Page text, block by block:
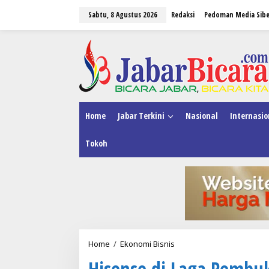
Sabtu, 8 Agustus 2026 Redaksi Pedoman Media
Home Jabar Terkini Nasional
Tokoh
Home / Ekonomi Bisnis